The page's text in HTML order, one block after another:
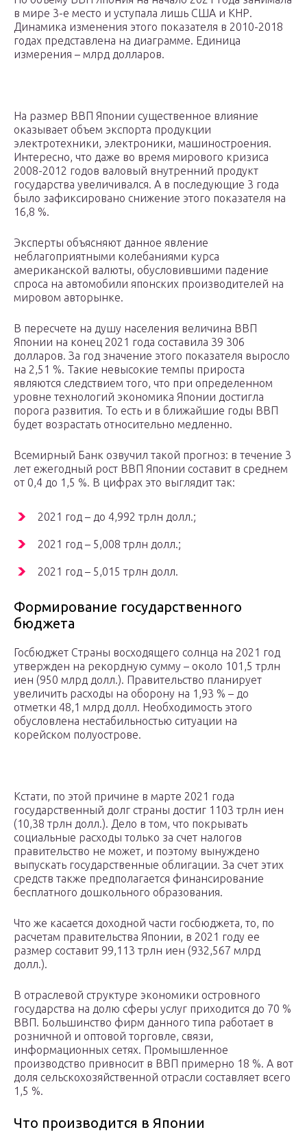
в мире 3-е место и уступала лишь США и КНР.
Динамика изменения этого показателя в 2010-2018
годах представлена на диаграмме. Единица
измерения – млрд долларов.
На размер ВВП Японии существенное влияние
оказывает объем экспорта продукции
электротехники, электроники, машиностроения.
Интересно, что даже во время мирового кризиса
2008-2012 годов валовый внутренний продукт
государства увеличивался. А в последующие 3 года
было зафиксировано снижение этого показателя на
16,8 %.
Эксперты объясняют данное явление
неблагоприятными колебаниями курса
американской валюты, обусловившими падение
спроса на автомобили японских производителей на
мировом авторынке.
В пересчете на душу населения величина ВВП
Японии на конец 2021 года составила 39 306
долларов. За год значение этого показателя выросло
на 2,51 %. Такие невысокие темпы прироста
являются следствием того, что при определенном
уровне технологий экономика Японии достигла
порога развития. То есть и в ближайшие годы ВВП
будет возрастать относительно медленно.
Всемирный Банк озвучил такой прогноз: в течение 3
лет ежегодный рост ВВП Японии составит в среднем
от 0,4 до 1,5 %. В цифрах это выглядит так:
2021 год – до 4,992 трлн долл.;
2021 год – 5,008 трлн долл.;
2021 год – 5,015 трлн долл.
Формирование государственного
бюджета
Госбюджет Страны восходящего солнца на 2021 год
утвержден на рекордную сумму – около 101,5 трлн
иен (950 млрд долл.). Правительство планирует
увеличить расходы на оборону на 1,93 % – до
отметки 48,1 млрд долл. Необходимость этого
обусловлена нестабильностью ситуации на
корейском полуострове.
Кстати, по этой причине в марте 2021 года
государственный долг страны достиг 1103 трлн иен
(10,38 трлн долл.). Дело в том, что покрывать
социальные расходы только за счет налогов
правительство не может, и поэтому вынуждено
выпускать государственные облигации. За счет этих
средств также предполагается финансирование
бесплатного дошкольного образования.
Что же касается доходной части госбюджета, то, по
расчетам правительства Японии, в 2021 году ее
размер составит 99,113 трлн иен (932,567 млрд
долл.).
В отраслевой структуре экономики островного
государства на долю сферы услуг приходится до 70 %
ВВП. Большинство фирм данного типа работает в
розничной и оптовой торговле, связи,
информационных сетях. Промышленное
производство привносит в ВВП примерно 18 %. А вот
доля сельскохозяйственной отрасли составляет всего
1,5 %.
Что производится в Японии